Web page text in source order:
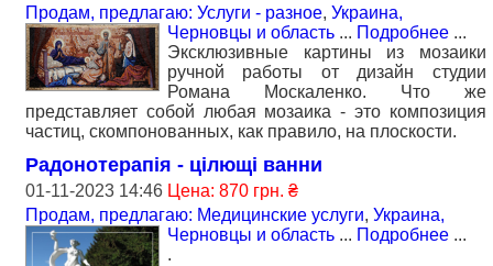
Продам, предлагаю: Услуги - разное, Украина,
Черновцы и область ... Подробнее ...
Эксклюзивные картины из мозаики
ручной работы от дизайн студии
Романа Москаленко. Что же
представляет собой любая мозаика - это композиция
частиц, скомпонованных, как правило, на плоскости.
Радонотерапія - цілющі ванни
01-11-2023 14:46 Цена: 870 грн. ₴
Продам, предлагаю: Медицинские услуги, Украина,
Черновцы и область ... Подробнее ...
.